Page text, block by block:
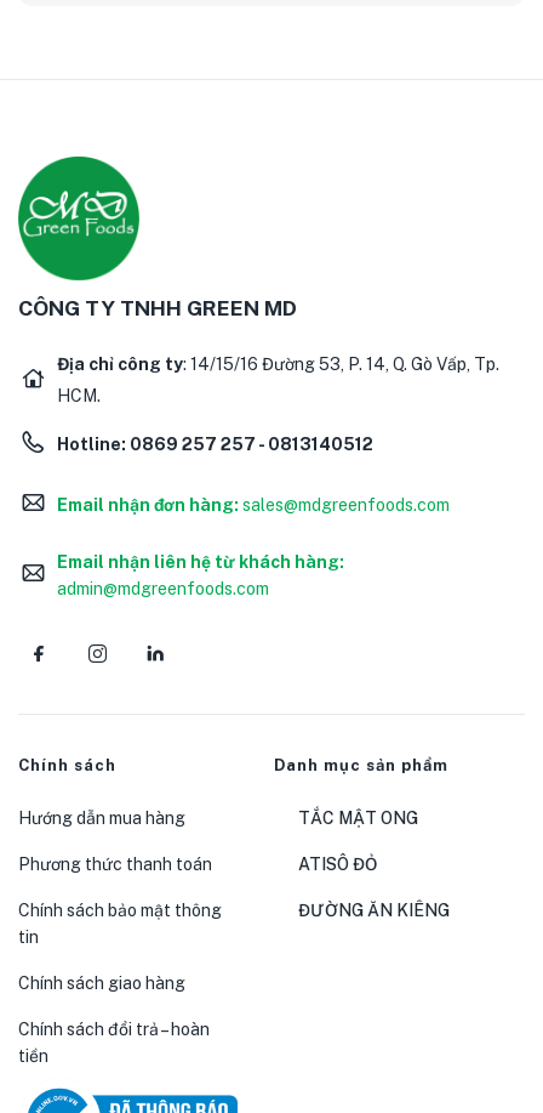
CÔNG TY TNHH GREEN MD
Địa chỉ công ty: 14/15/16 Đường 53, P. 14, Q. Gò Vấp, Tp.
HCM.
Hotline: 0869 257 257 - 0813140512
Email nhận đơn hàng: sales@mdgreenfoods.com
Email nhận liên hệ từ khách hàng:
admin@mdgreenfoods.com
Chính sách
Hướng dẫn mua hàng
Phương thức thanh toán
Chính sách bảo mật thông
tin
Chính sách giao hàng
Chính sách đổi trả – hoàn
tiền
Danh mục sản phẩm
TẮC MẬT ONG
ATISÔ ĐỎ
ĐƯỜNG ĂN KIÊNG